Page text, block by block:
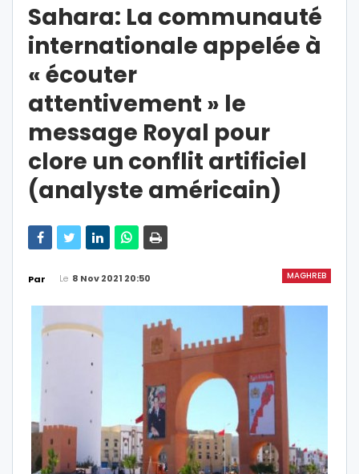
Sahara: La communauté
internationale appelée à
« écouter
attentivement » le
message Royal pour
clore un conflit artificiel
(analyste américain)
MAGHREB
Par Le 8 Nov 2021 20:50